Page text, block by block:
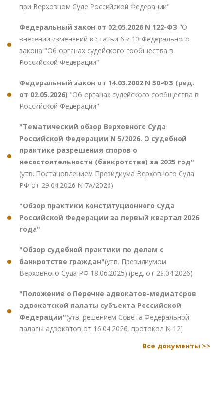
при Верховном Суде Российской Федерации"
Федеральный закон от 02.05.2026 N 122-ФЗ "О
внесении изменений в статьи 6 и 13 Федерального
закона "Об органах судейского сообщества в
Российской Федерации"
Федеральный закон от 14.03.2002 N 30-ФЗ (ред.
от 02.05.2026) "Об органах судейского сообщества в
Российской Федерации"
"Тематический обзор Верховного Суда
Российской Федерации N 5/2026. О судебной
практике разрешения споров о
несостоятельности (банкротстве) за 2025 год"
(утв. Постановлением Президиума Верховного Суда
РФ от 29.04.2026 N 7А/2026)
"Обзор практики Конституционного Суда
Российской Федерации за первый квартал 2026
года"
"Обзор судебной практики по делам о
банкротстве граждан"(утв. Президиумом
Верховного Суда РФ 18.06.2025) (ред. от 29.04.2026)
"Положение о Перечне адвокатов-медиаторов
адвокатской палаты субъекта Российской
Федерации"(утв. решением Совета Федеральной
палаты адвокатов от 16.04.2026, протокол N 12)
Все документы >>